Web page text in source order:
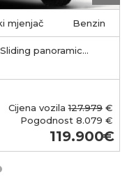
mjenjač Benzin
panoramic
Cijena vozila127.979 €
Pogodnost 8.079 €
119.900